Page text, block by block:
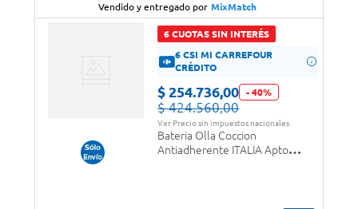
Vendido y entregado por MixMatch
6 CUOTAS SIN INTERÉS
6 CSI MI CARREFOUR
CRÉDITO
$ 254.736,00 -40%
$ 424.560,00
Ver Precio sin impuestos nacionales
Bateria Olla Coccion
Antiadherente ITALIA Apto